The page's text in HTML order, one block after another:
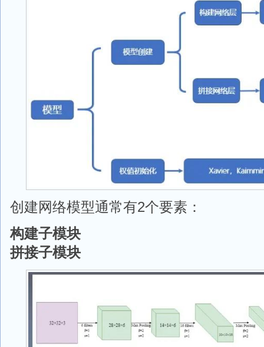
创建网络模型通常有2个要素：
构建子模块
拼接子模块